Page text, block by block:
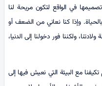
في الواقع لتكون مريحة لنا
وإذا كنا نعاني من الضعف أو
ولكننا فور دخولنا إلى الدنيا،
مع البيئة التي نعيش فيها إلى